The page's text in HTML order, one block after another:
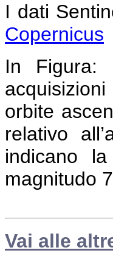
I dati
Copernicus
In Figura:
orbite
relativo
indicano
magnitudo
Vai alle